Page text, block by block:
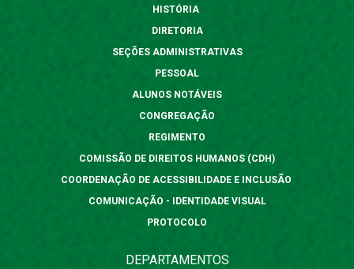
HISTÓRIA
DIRETORIA
SEÇÕES ADMINISTRATIVAS
PESSOAL
ALUNOS NOTÁVEIS
CONGREGAÇÃO
REGIMENTO
COMISSÃO DE DIREITOS HUMANOS (CDH)
COORDENAÇÃO DE ACESSIBILIDADE E INCLUSÃO
COMUNICAÇÃO - IDENTIDADE VISUAL
PROTOCOLO
DEPARTAMENTOS